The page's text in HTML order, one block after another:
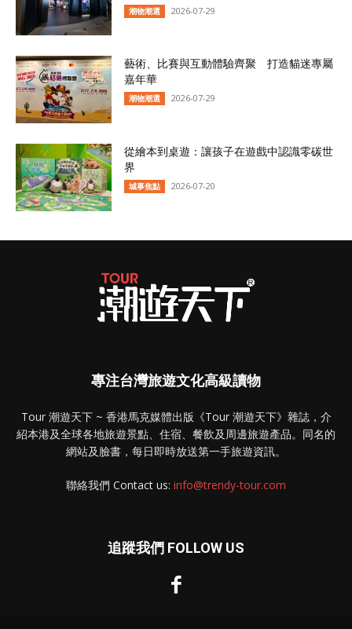
潮物潮選 2026-07-29
藝術、比賽與互動體驗齊聚 打造貓迷專屬
嘉年華
潮物潮選 2026-07-29
從繪本到桌遊：讓孩子在遊戲中認識零碳世
界
城事焦點 2026-07-20
專注台灣旅遊文化高級讀物
Tour 潮遊天下 ~ 香港馬克媒體出版《Tour 潮遊天下》雜誌，介
紹本港及全球各地旅遊景點、住宿、餐飲及周邊旅遊產品。同名的
網站及臉書，每日即時放送第一手旅遊資訊。
聯絡我們 Contact us: info@trendy-tour.com
追蹤我們 FOLLOW US